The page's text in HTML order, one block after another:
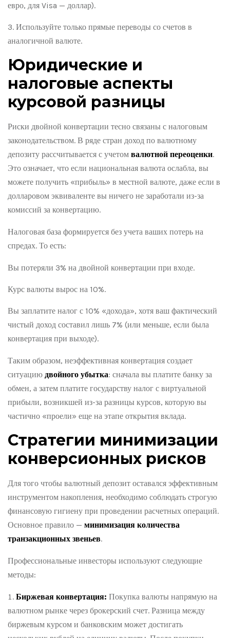
евро, для Visa — доллар).
Используйте только прямые переводы со счетов в
аналогичной валюте.
Юридические и
налоговые аспекты
курсовой разницы
Риски двойной конвертации тесно связаны с налоговым
законодательством. В ряде стран доход по валютному
депозиту рассчитывается с учетом валютной переоценки.
Это означает, что если национальная валюта ослабла, вы
можете получить «прибыль» в местной валюте, даже если в
долларовом эквиваленте вы ничего не заработали из-за
комиссий за конвертацию.
Налоговая база формируется без учета ваших потерь на
спредах. То есть:
Вы потеряли 3% на двойной конвертации при входе.
Курс валюты вырос на 10%.
Вы заплатите налог с 10% «дохода», хотя ваш фактический
чистый доход составил лишь 7% (или меньше, если была
конвертация при выходе).
Таким образом, неэффективная конвертация создает
ситуацию двойного убытка: сначала вы платите банку за
обмен, а затем платите государству налог с виртуальной
прибыли, возникшей из-за разницы курсов, которую вы
частично «проели» еще на этапе открытия вклада.
Стратегии минимизации
конверсионных рисков
Для того чтобы валютный депозит оставался эффективным
инструментом накопления, необходимо соблюдать строгую
финансовую гигиену при проведении расчетных операций.
Основное правило — минимизация количества
транзакционных звеньев.
Профессиональные инвесторы используют следующие
методы:
Биржевая конвертация: Покупка валюты напрямую на
валютном рынке через брокерский счет. Разница между
биржевым курсом и банковским может достигать